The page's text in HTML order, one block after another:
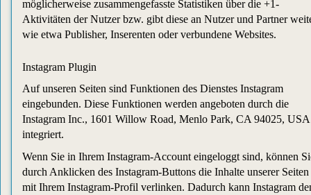
möglicherweise zusammengefasste Statistiken über die +1-
Aktivitäten der Nutzer bzw. gibt diese an Nutzer und Partner
wie etwa Publisher, Inserenten oder verbundene Websites.
Instagram Plugin
Auf unseren Seiten sind Funktionen des Dienstes Instagram
eingebunden. Diese Funktionen werden angeboten durch die
Instagram Inc., 1601 Willow Road, Menlo Park, CA 94025, USA
integriert.
Wenn Sie in Ihrem Instagram-Account eingeloggt sind, können
durch Anklicken des Instagram-Buttons die Inhalte unserer Seiten
mit Ihrem Instagram-Profil verlinken. Dadurch kann Instagram